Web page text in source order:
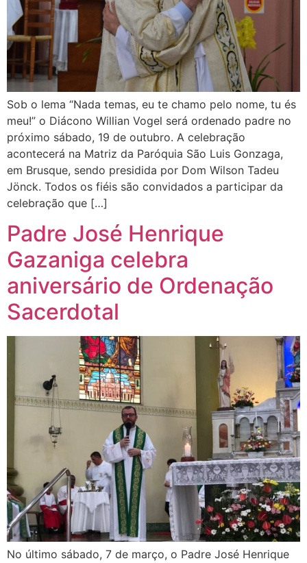
Sob o lema “Nada temas, eu te chamo pelo nome, tu és
meu!” o Diácono Willian Vogel será ordenado padre no
próximo sábado, 19 de outubro. A celebração
acontecerá na Matriz da Paróquia São Luis Gonzaga,
em Brusque, sendo presidida por Dom Wilson Tadeu
Jönck. Todos os fiéis são convidados a participar da
celebração que […]
Padre José Henrique
Gazaniga celebra
aniversário de Ordenação
Sacerdotal
No último sábado, 7 de março, o Padre José Henrique